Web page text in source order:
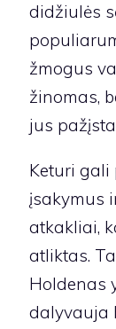
didžiulės
žmogus
žinomas,
jus
Keturi gali
įsakymus
atkakliai,
atliktas.
Holdenas
dalyvauja